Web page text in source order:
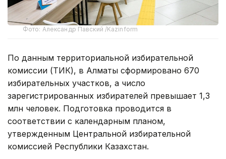
Фото: Александр Павский /Kazinform
По данным территориальной избирательной
комиссии (ТИК), в Алматы сформировано 670
избирательных участков, а число
зарегистрированных избирателей превышает 1,3
млн человек. Подготовка проводится в
соответствии с календарным планом,
утвержденным Центральной избирательной
комиссией Республики Казахстан.